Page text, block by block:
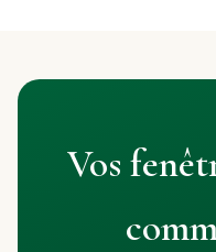
Vos